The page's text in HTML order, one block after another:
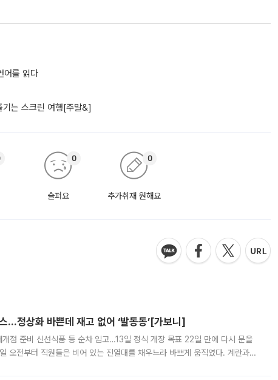
어를 읽다
기는 스크린 여행[주말&]
슬퍼요
0
추가취재 원해요
0
…정상화 바쁜데 재고 없어 ‘발동동’[가보니]
점 준비 신선식품 등 순차 입고…13일 정식 개장 목표 22일 만에 다시 문을
오전부터 직원들은 비어 있는 진열대를 채우느라 바쁘게 움직였다. 계란과